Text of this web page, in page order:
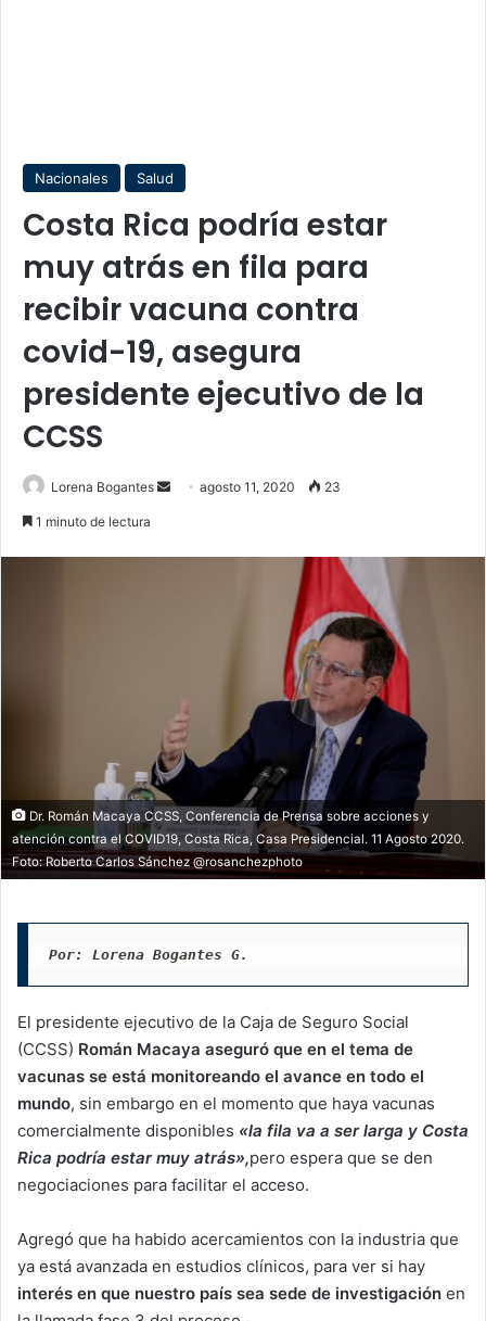
Nacionales Salud
Costa Rica podría estar
muy atrás en fila para
recibir vacuna contra
covid-19, asegura
presidente ejecutivo de la
CCSS
Lorena Bogantes
Sendagosto 11, 2020 23
1 minuto de lectura
Dr. Román Macaya CCSS, Conferencia de Prensa sobre acciones y
atención contra el COVID19, Costa Rica, Casa Presidencial. 11 Agosto 2020.
Foto: Roberto Carlos Sánchez @rosanchezphoto
Por: Lorena Bogantes G.
El presidente ejecutivo de la Caja de Seguro Social
(CCSS) Román Macaya aseguró que en el tema de
vacunas se está monitoreando el avance en todo el
mundo, sin embargo en el momento que haya vacunas
comercialmente disponibles «la fila va a ser larga y Costa
Rica podría estar muy atrás»,pero espera que se den
negociaciones para facilitar el acceso.
Agregó que ha habido acercamientos con la industria que
ya está avanzada en estudios clínicos, para ver si hay
interés en que nuestro país sea sede de investigación en